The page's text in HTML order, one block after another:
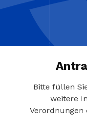
Bitte füllen
weitere
Verordnungen